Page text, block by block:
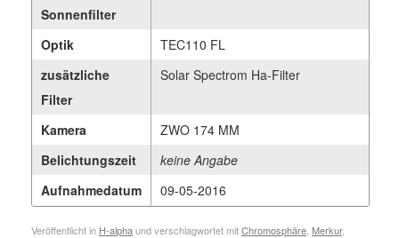
Sonnenfilter
Optik
TEC110 FL
zusätzliche
Filter
Solar Spectrom Ha-Filter
Kamera
ZWO 174 MM
Belichtungszeit
keine Angabe
Aufnahmedatum
09-05-2016
Veröffentlicht in H-alphaund verschlagwortet mitChromosphäre Merkur,